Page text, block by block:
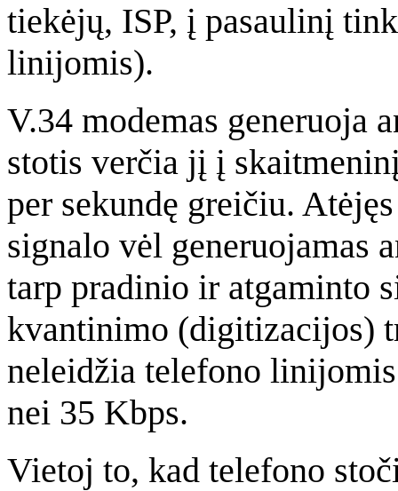
tiekėjų, ISP, į pasaulinį
linijomis).
V.34 modemas generuoja
stotis verčia jį į
per sekundę greičiu.
signalo vėl generuojamas
tarp pradinio ir atgaminto
kvantinimo (digitizacijos)
neleidžia telefono
nei 35 Kbps.
Vietoj to, kad telefono